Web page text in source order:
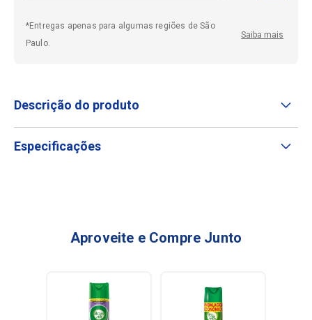
*Entregas apenas para algumas regiões de São
Paulo.
Saiba mais
Descrição do produto
Especificações
Aproveite e Compre Junto